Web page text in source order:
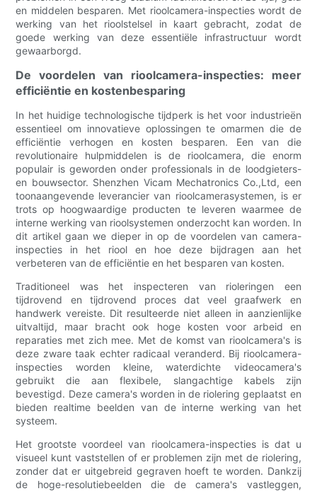
en middelen besparen. Met rioolcamera-inspecties wordt de
werking van het rioolstelsel in kaart gebracht, zodat de
goede werking van deze essentiële infrastructuur wordt
gewaarborgd.
De voordelen van rioolcamera-inspecties: meer
efficiëntie en kostenbesparing
In het huidige technologische tijdperk is het voor industrieën
essentieel om innovatieve oplossingen te omarmen die de
efficiëntie verhogen en kosten besparen. Een van die
revolutionaire hulpmiddelen is de rioolcamera, die enorm
populair is geworden onder professionals in de loodgieters-
en bouwsector. Shenzhen Vicam Mechatronics Co.,Ltd, een
toonaangevende leverancier van rioolcamerasystemen, is er
trots op hoogwaardige producten te leveren waarmee de
interne werking van rioolsystemen onderzocht kan worden. In
dit artikel gaan we dieper in op de voordelen van camera-
inspecties in het riool en hoe deze bijdragen aan het
verbeteren van de efficiëntie en het besparen van kosten.
Traditioneel was het inspecteren van rioleringen een
tijdrovend en tijdrovend proces dat veel graafwerk en
handwerk vereiste. Dit resulteerde niet alleen in aanzienlijke
uitvaltijd, maar bracht ook hoge kosten voor arbeid en
reparaties met zich mee. Met de komst van rioolcamera's is
deze zware taak echter radicaal veranderd. Bij rioolcamera-
inspecties worden kleine, waterdichte videocamera's
gebruikt die aan flexibele, slangachtige kabels zijn
bevestigd. Deze camera's worden in de riolering geplaatst en
bieden realtime beelden van de interne werking van het
systeem.
Het grootste voordeel van rioolcamera-inspecties is dat u
visueel kunt vaststellen of er problemen zijn met de riolering,
zonder dat er uitgebreid gegraven hoeft te worden. Dankzij
de hoge-resolutiebeelden die de camera's vastleggen,